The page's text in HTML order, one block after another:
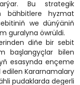
Bu strategik
bähbitlere hyzmat
we dünýäniň
guralyna öwrüldi.
diňe bir sebit
başlangyçlar bilen
esasynda ençeme
Kararnamalary
pudaklarda degerli